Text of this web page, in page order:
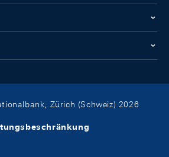
Zürich (Schweiz) 2026